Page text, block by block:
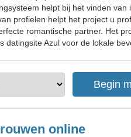
helpt bij het vinden
profielen helpt het project u
romantische partner. Het
Azul voor de lokale
online